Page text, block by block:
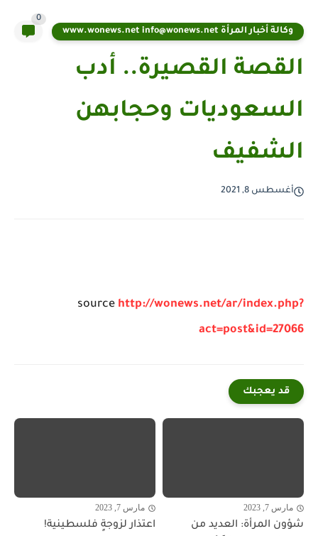
وكالة أخبار المرأة www.wonews.net info@wonews.net
0
القصة القصيرة.. أدب
السعوديات وحجابهن
الشفيف
أغسطس 8, 2021
source http://wonews.net/ar/index.php?
act=post&id=27066
قد يعجبك
مارس 7, 2023
شؤون المرأة: العديد من
مارس 7, 2023
اعتذار لزوجةٍ فلسطينية!